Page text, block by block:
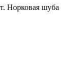
Норковая шуба